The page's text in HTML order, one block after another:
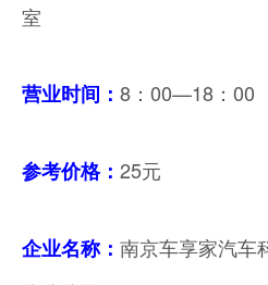
室
营业时间： 8：00—18：00
参考价格： 25元
企业名称： 南京车享家汽车